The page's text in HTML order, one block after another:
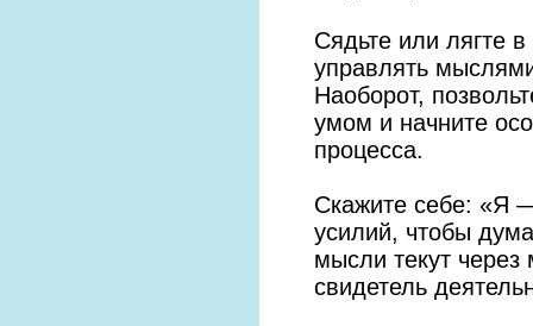
Сядьте или лягте
управлять
Наоборот,
умом и начните
процесса.
Скажите себе: «Я
усилий, чтобы
мысли текут
свидетель